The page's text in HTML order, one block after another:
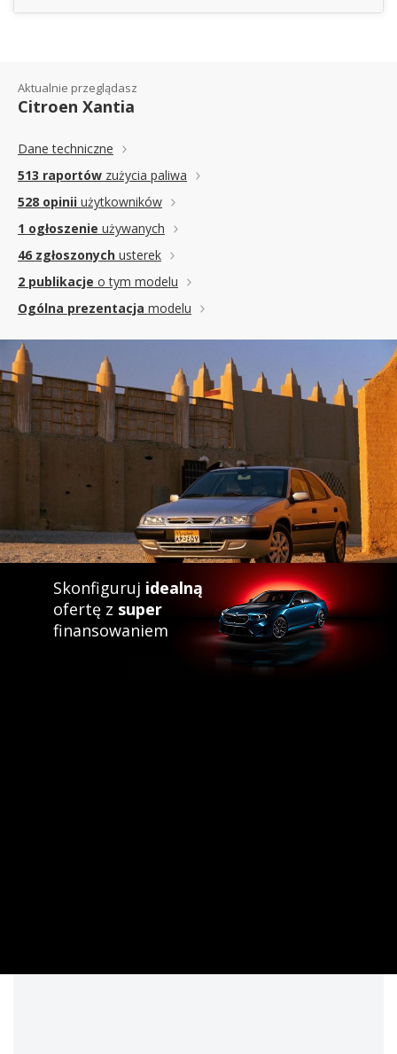
Aktualnie przeglądasz
Citroen Xantia
Dane techniczne
513 raportów zużycia paliwa
528 opinii użytkowników
1 ogłoszenie używanych
46 zgłoszonych usterek
2 publikacje o tym modelu
Ogólna prezentacja modelu
Skonfiguruj idealną
ofertę z super
finansowaniem